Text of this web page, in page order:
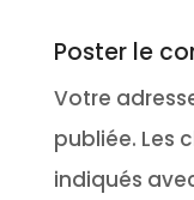
Poster le
Votre
publiée. Les
indiqués